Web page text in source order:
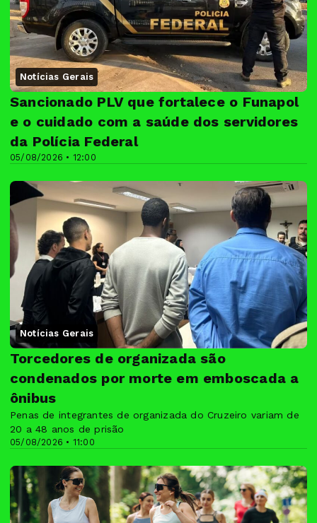
Notícias Gerais
05/08/2026 • 12:00
Sancionado PLV que fortalece o Funapol
e o cuidado com a saúde dos servidores
da Polícia Federal
Notícias Gerais
05/08/2026 • 11:00
Torcedores de organizada são
condenados por morte em emboscada a
ônibus
Penas de integrantes de organizada do Cruzeiro variam de
20 a 48 anos de prisão